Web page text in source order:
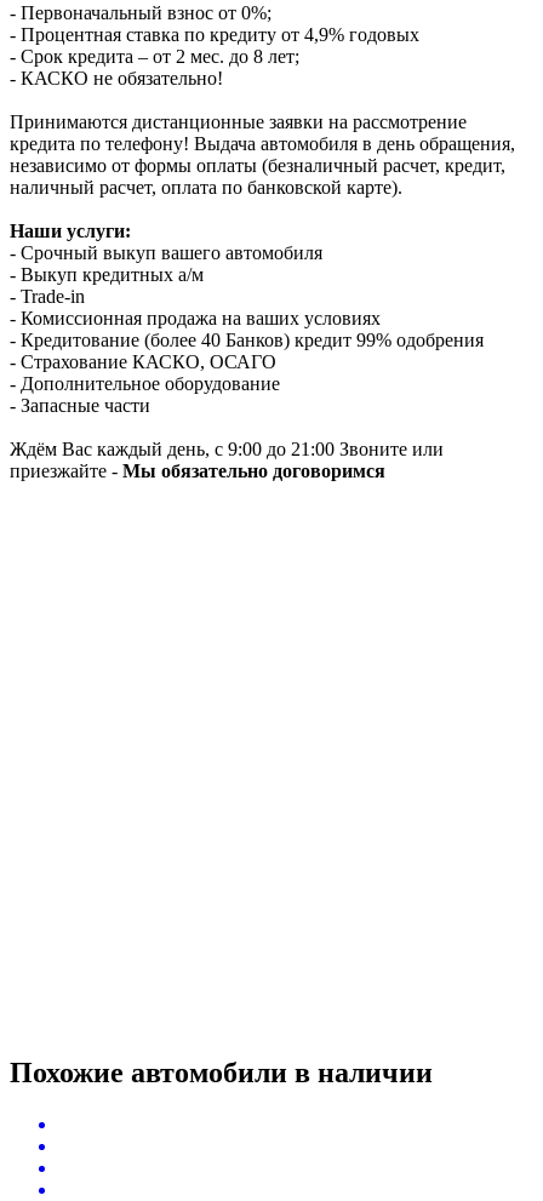
- Первоначальный взнос от 0%;
- Процентная ставка по кредиту от 4,9% годовых
- Срок кредита – от 2 мес. до 8 лет;
- КАСКО не обязательно!
Принимаются дистанционные заявки на рассмотрение
кредита по телефону! Выдача автомобиля в день обращения,
независимо от формы оплаты (безналичный расчет, кредит,
наличный расчет, оплата по банковской карте).
Наши услуги:
- Срочный выкуп вашего автомобиля
- Выкуп кредитных а/м
- Trade-in
- Комиссионная продажа на ваших условиях
- Кредитование (более 40 Банков) кредит 99% одобрения
- Страхование КАСКО, ОСАГО
- Дополнительное оборудование
- Запасные части
Ждём Вас каждый день, с 9:00 до 21:00 Звоните или
приезжайте - Мы обязательно договоримся
Похожие автомобили в наличии